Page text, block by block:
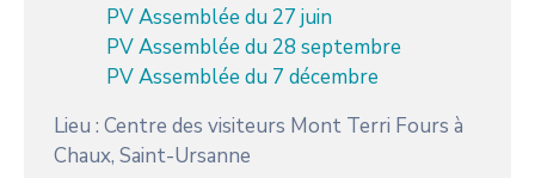
PV Assemblée du 27 juin
PV Assemblée du 28 septembre
PV Assemblée du 7 décembre
Lieu : Centre des visiteurs Mont Terri Fours à
Chaux, Saint-Ursanne